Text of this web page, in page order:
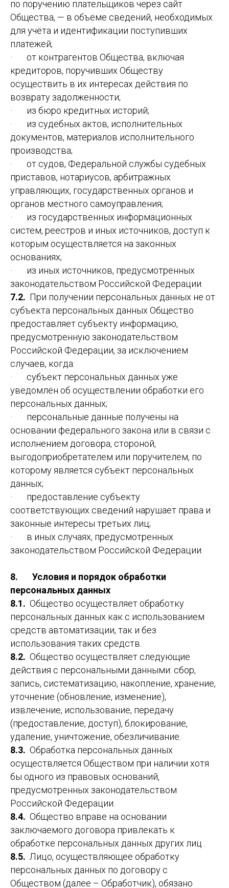
по поручению плательщиков через сайт
Общества, — в объёме сведений, необходимых
для учёта и идентификации поступивших
платежей;
· от контрагентов Общества, включая
кредиторов, поручивших Обществу
осуществить в их интересах действия по
возврату задолженности;
· из бюро кредитных историй;
· из судебных актов, исполнительных
документов, материалов исполнительного
производства;
· от судов, Федеральной службы судебных
приставов, нотариусов, арбитражных
управляющих, государственных органов и
органов местного самоуправления;
· из государственных информационных
систем, реестров и иных источников, доступ к
которым осуществляется на законных
основаниях;
· из иных источников, предусмотренных
законодательством Российской Федерации.
7.2. При получении персональных данных не от
субъекта персональных данных Общество
предоставляет субъекту информацию,
предусмотренную законодательством
Российской Федерации, за исключением
случаев, когда:
· субъект персональных данных уже
уведомлён об осуществлении обработки его
персональных данных;
· персональные данные получены на
основании федерального закона или в связи с
исполнением договора, стороной,
выгодоприобретателем или поручителем, по
которому является субъект персональных
данных;
· предоставление субъекту
соответствующих сведений нарушает права и
законные интересы третьих лиц;
· в иных случаях, предусмотренных
законодательством Российской Федерации.
8. Условия и порядок обработки
персональных данных
8.1. Общество осуществляет обработку
персональных данных как с использованием
средств автоматизации, так и без
использования таких средств.
8.2. Общество осуществляет следующие
действия с персональными данными: сбор,
запись, систематизацию, накопление, хранение,
уточнение (обновление, изменение),
извлечение, использование, передачу
(предоставление, доступ), блокирование,
удаление, уничтожение, обезличивание.
8.3. Обработка персональных данных
осуществляется Обществом при наличии хотя
бы одного из правовых оснований,
предусмотренных законодательством
Российской Федерации.
8.4. Общество вправе на основании
заключаемого договора привлекать к
обработке персональных данных других лиц .
8.5. Лицо, осуществляющее обработку
персональных данных по договору с
Обществом (далее – Обработчик), обязано